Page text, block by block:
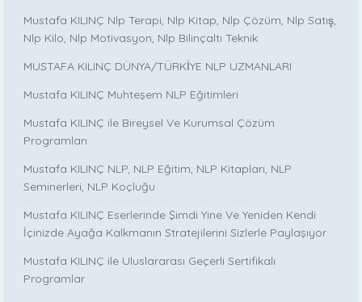
Mustafa KILINÇ Nlp Terapi, Nlp Kitap, Nlp Çözüm, Nlp Satış,
Nlp Kilo, Nlp Motivasyon, Nlp Bilinçaltı Teknik
MUSTAFA KILINÇ DÜNYA/TÜRKİYE NLP UZMANLARI
Mustafa KILINÇ Muhteşem NLP Eğitimleri
Mustafa KILINÇ ile Bireysel Ve Kurumsal Çözüm
Programları
Mustafa KILINÇ NLP, NLP Eğitim, NLP Kitapları, NLP
Seminerleri, NLP Koçluğu
Mustafa KILINÇ Eserlerinde Şimdi Yine Ve Yeniden Kendi
İçinizde Ayağa Kalkmanın Stratejilerini Sizlerle Paylaşıyor
Mustafa KILINÇ ile Uluslararası Geçerli Sertifikalı
Programlar